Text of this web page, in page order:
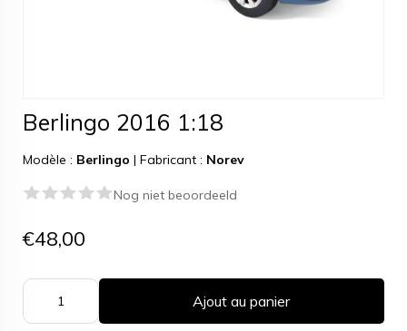
Berlingo 2016 1:18
Modèle : Berlingo | Fabricant : Norev
Nog niet beoordeeld
€48,00
Ajout au panier